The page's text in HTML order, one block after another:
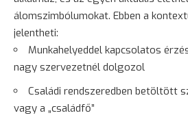
álomszimbólumokat. Ebben a
jelentheti:
Munkahelyeddel kapcsolatos
nagy szervezetnél dolgozol
Családi rendszeredben betöltött
vagy a „családfő”